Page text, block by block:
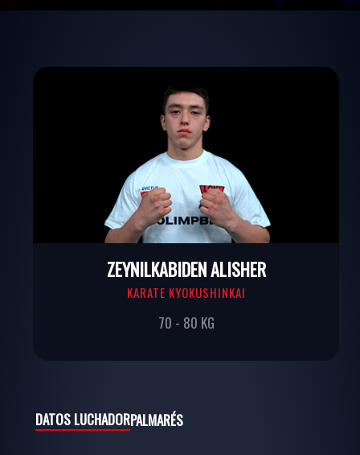
DATOS LUCHADORPALMARÉS
ZEYNILKABIDEN ALISHER
KARATE KYOKUSHINKAI
70 - 80 KG